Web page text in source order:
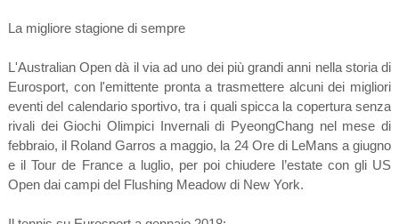
La migliore stagione di sempre
L'Australian Open dà il via ad uno dei più grandi anni nella storia di
Eurosport, con l'emittente pronta a trasmettere alcuni dei migliori
eventi del calendario sportivo, tra i quali spicca la copertura senza
rivali dei Giochi Olimpici Invernali di PyeongChang nel mese di
febbraio, il Roland Garros a maggio, la 24 Ore di LeMans a giugno
e il Tour de France a luglio, per poi chiudere l’estate con gli US
Open dai campi del Flushing Meadow di New York.